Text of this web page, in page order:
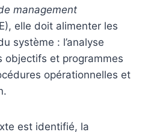
management
elle doit alimenter les
système : l’analyse
objectifs et programmes
opérationnelles et
est identifié, la